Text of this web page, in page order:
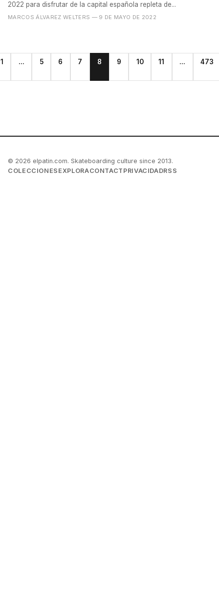
2022 para disfrutar de la capital española repleta de...
MARCOS ÁLVAREZ WELTERS — 9 DE MAYO DE 2022
1 ... 5 6 7 8 9 10 11 ... 473
© 2026 elpatin.com. Skateboarding culture since 2013.
COLECCIONES EXPLORACONTACT PRIVACIDADRSS